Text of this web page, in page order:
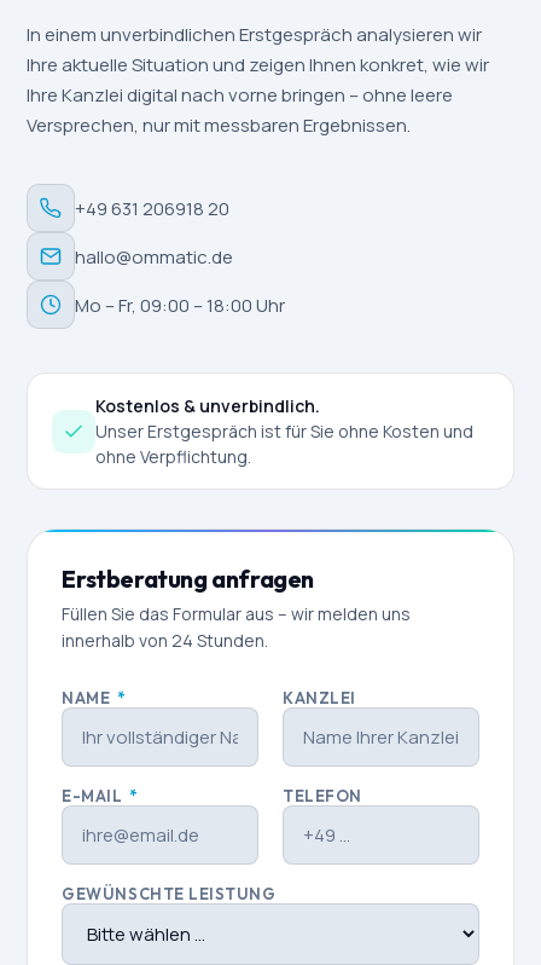
In einem unverbindlichen Erstgespräch analysieren wir
Ihre aktuelle Situation und zeigen Ihnen konkret, wie wir
Ihre Kanzlei digital nach vorne bringen – ohne leere
Versprechen, nur mit messbaren Ergebnissen.
+49 631 206918 20
hallo@ommatic.de
Mo – Fr, 09:00 – 18:00 Uhr
Kostenlos & unverbindlich.
Unser Erstgespräch ist für Sie ohne Kosten und
ohne Verpflichtung.
Erstberatung anfragen
Füllen Sie das Formular aus – wir melden uns
innerhalb von 24 Stunden.
NAME * KANZLEI
E-MAIL * TELEFON
GEWÜNSCHTE LEISTUNG